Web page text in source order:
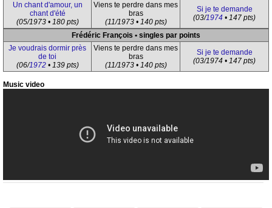
Un chant d'amour, un
chant d'été
(05/1973 • 180 pts)
Viens te perdre dans mes
bras
(11/1973 • 140 pts)
Si je te demande
(03/1974 • 147 pts)
Frédéric François • singles par points
Je voudrais dormir près
de toi
(06/1972• 139 pts)
Viens te perdre dans mes
bras
(11/1973 • 140 pts)
Si je te demande
(03/1974 • 147 pts)
Music video